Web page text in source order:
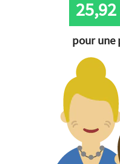
25,92
pour une